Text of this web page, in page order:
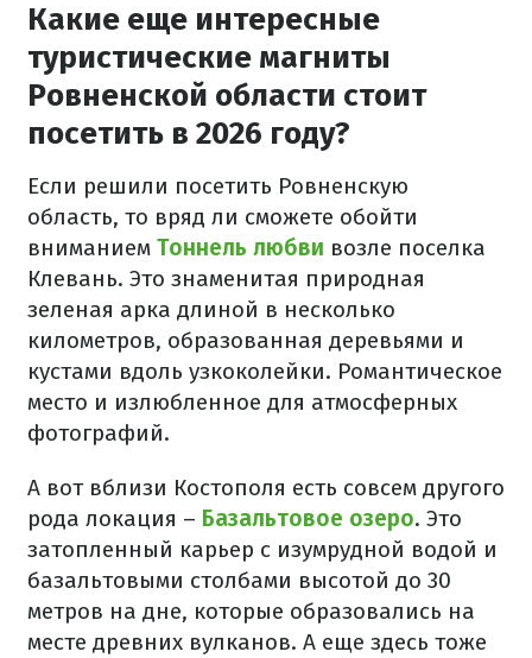
Какие еще интересные
туристические магниты
Ровненской области стоит
посетить в 2026 году?
Если решили посетить Ровненскую
область, то вряд ли сможете обойти
вниманием Тоннель любви возле поселка
Клевань. Это знаменитая природная
зеленая арка длиной в несколько
километров, образованная деревьями и
кустами вдоль узкоколейки. Романтическое
место и излюбленное для атмосферных
фотографий.
А вот вблизи Костополя есть совсем другого
рода локация – Базальтовое озеро. Это
затопленный карьер с изумрудной водой и
базальтовыми столбами высотой до 30
метров на дне, которые образовались на
месте древних вулканов. А еще здесь тоже